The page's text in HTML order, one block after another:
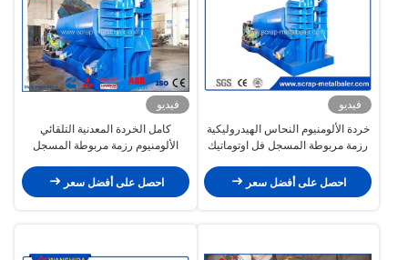
فيديو
خردة الألومنيوم النحاس الهيدروليكية
رزمة مربوطة المسجل فل اوتوماتيك
احصل على أفضل سعر
فيديو
كامل الخردة المعدنية التلقائي
الألومنيوم رزمة مربوطة المسجل
الصحافة
احصل على أفضل سعر